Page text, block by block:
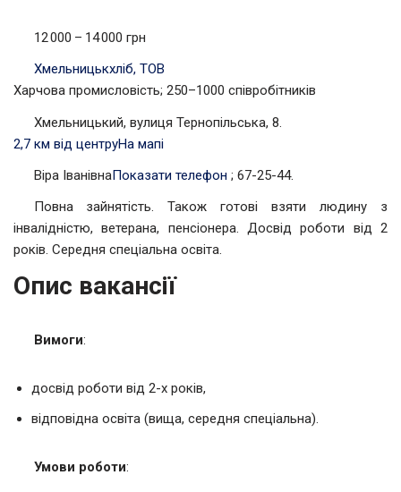
12 000 – 14 000 грн
Хмельницькхліб, ТОВ
Харчова промисловість; 250–1000 співробітників
Хмельницький, вулиця Тернопільська, 8.
2,7 км від центруНа мапі
Віра ІванівнаПоказати телефон ; 67-25-44.
Повна зайнятість. Також готові взяти людину з
інвалідністю, ветерана, пенсіонера. Досвід роботи від 2
років. Середня спеціальна освіта.
Опис вакансії
Вимоги:
досвід роботи від 2-х років,
відповідна освіта (вища, середня спеціальна).
Умови роботи: